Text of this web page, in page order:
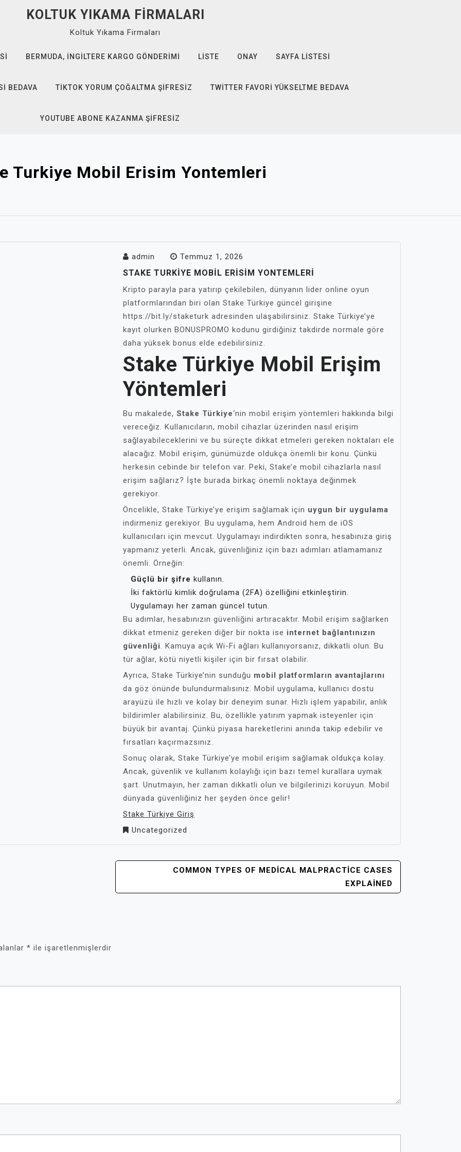
KOLTUK YIKAMA FIRMALARI
Koltuk Yıkama Firmaları
BERMUDA, İNGILTERE KARGO GÖNDERIMI LISTE ONAY SAYFA LISTESI
BEDAVA TIKTOK YORUM ÇOĞALTMA ŞIFRESIZ TWITTER FAVORI YÜKSELTME BEDAVA
YOUTUBE ABONE KAZANMA ŞIFRESIZ
Turkiye Mobil Erisim Yontemleri
admin Temmuz 1, 2026
STAKE TURKIYE MOBIL ERISIM YONTEMLERI
Kripto parayla para yatırıp çekilebilen, dünyanın lider online oyun
platformlarından biri olan Stake Türkiye güncel girişine
https://bit.ly/staketurk adresinden ulaşabilirsiniz. Stake Türkiye’ye
kayıt olurken BONUSPROMO kodunu girdiğiniz takdirde normale göre
daha yüksek bonus elde edebilirsiniz.
Stake Türkiye Mobil Erişim
Yöntemleri
Bu makalede, Stake Türkiye‘nin mobil erişim yöntemleri hakkında bilgi
vereceğiz. Kullanıcıların, mobil cihazlar üzerinden nasıl erişim
sağlayabileceklerini ve bu süreçte dikkat etmeleri gereken noktaları ele
alacağız. Mobil erişim, günümüzde oldukça önemli bir konu. Çünkü
herkesin cebinde bir telefon var. Peki, Stake’e mobil cihazlarla nasıl
erişim sağlarız? İşte burada birkaç önemli noktaya değinmek
gerekiyor.
Öncelikle, Stake Türkiye’ye erişim sağlamak için uygun bir uygulama
indirmeniz gerekiyor. Bu uygulama, hem Android hem de iOS
kullanıcıları için mevcut. Uygulamayı indirdikten sonra, hesabınıza giriş
yapmanız yeterli. Ancak, güvenliğiniz için bazı adımları atlamamanız
önemli. Örneğin:
Güçlü bir şifre kullanın.
İki faktörlü kimlik doğrulama (2FA) özelliğini etkinleştirin.
Uygulamayı her zaman güncel tutun.
Bu adımlar, hesabınızın güvenliğini artıracaktır. Mobil erişim sağlarken
dikkat etmeniz gereken diğer bir nokta ise internet bağlantınızın
güvenliği. Kamuya açık Wi-Fi ağları kullanıyorsanız, dikkatli olun. Bu
tür ağlar, kötü niyetli kişiler için bir fırsat olabilir.
Ayrıca, Stake Türkiye’nin sunduğu mobil platformların avantajlarını
da göz önünde bulundurmalısınız. Mobil uygulama, kullanıcı dostu
arayüzü ile hızlı ve kolay bir deneyim sunar. Hızlı işlem yapabilir, anlık
bildirimler alabilirsiniz. Bu, özellikle yatırım yapmak isteyenler için
büyük bir avantaj. Çünkü piyasa hareketlerini anında takip edebilir ve
fırsatları kaçırmazsınız.
Sonuç olarak, Stake Türkiye’ye mobil erişim sağlamak oldukça kolay.
Ancak, güvenlik ve kullanım kolaylığı için bazı temel kurallara uymak
şart. Unutmayın, her zaman dikkatli olun ve bilgilerinizi koruyun. Mobil
dünyada güvenliğiniz her şeyden önce gelir!
Stake Türkiye Giriş
Uncategorized
COMMON TYPES OF MEDICAL MALPRACTICE CASES
EXPLAINED
* ile işaretlenmişlerdir